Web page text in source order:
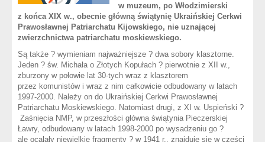
w muzeum, po Włodzimierski
z końca XIX w., obecnie główną świątynię Ukraińskiej Cerkwi
Prawosławnej Patriarchatu Kijowskiego, nie uznającej
zwierzchnictwa patriarchatu moskiewskiego.
Są także ? wymieniam najważniejsze ? dwa sobory klasztorne.
Jeden ? św. Michała o Złotych Kopułach ? pierwotnie z XII w.,
zburzony w połowie lat 30-tych wraz z klasztorem
przez komunistów i wraz z nim całkowicie odbudowany w latach
1997-2000. Należy on do Ukraińskiej Cerkwi Prawosławnej
Patriarchatu Moskiewskiego. Natomiast drugi, z XI w. Uspieński ?
Zaśnięcia NMP, w przeszłości główna świątynia Pieczerskiej
Ławry, odbudowany w latach 1998-2000 po wysadzeniu go ?
ale ocalały niewielkie fragmenty ? w 1941 r., znajduje się w części